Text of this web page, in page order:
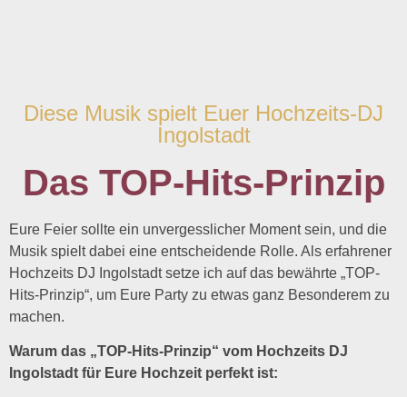
Diese Musik spielt Euer Hochzeits-DJ
Ingolstadt
Das TOP-Hits-Prinzip
Eure Feier sollte ein unvergesslicher Moment sein, und die
Musik spielt dabei eine entscheidende Rolle. Als erfahrener
Hochzeits DJ Ingolstadt setze ich auf das bewährte „TOP-
Hits-Prinzip“, um Eure Party zu etwas ganz Besonderem zu
machen.
Warum das „TOP-Hits-Prinzip“ vom Hochzeits DJ
Ingolstadt für Eure Hochzeit perfekt ist: